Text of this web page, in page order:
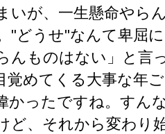
いが、一生懸命やら
"どうせ"なんて卑屈
んものはない」と言
覚めてくる大事な年
かったですね。すん
ど、それから変わり